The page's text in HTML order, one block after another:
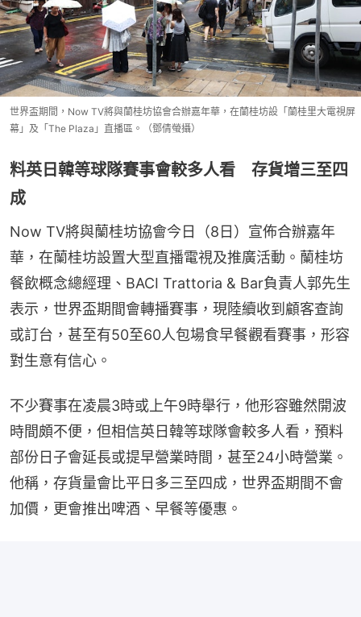
世界盃期間，Now TV將與蘭桂坊協會合辦嘉年華，在蘭桂坊設「蘭桂里大電視屏
幕」及「The Plaza」直播區。（鄧倩螢攝）
料英日韓等球隊賽事會較多人看 存貨增三至四
成
Now TV將與蘭桂坊協會今日（8日）宣佈合辦嘉年
華，在蘭桂坊設置大型直播電視及推廣活動。蘭桂坊
餐飲概念總經理、BACI Trattoria & Bar負責人郭先生
表示，世界盃期間會轉播賽事，現陸續收到顧客查詢
或訂台，甚至有50至60人包場食早餐觀看賽事，形容
對生意有信心。
不少賽事在凌晨3時或上午9時舉行，他形容雖然開波
時間頗不便，但相信英日韓等球隊會較多人看，預料
部份日子會延長或提早營業時間，甚至24小時營業。
他稱，存貨量會比平日多三至四成，世界盃期間不會
加價，更會推出啤酒、早餐等優惠。